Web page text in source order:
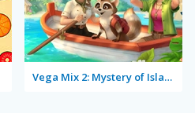
Vega Mix 2: Mystery of Island